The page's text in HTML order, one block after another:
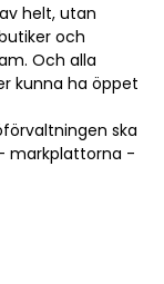
helt, utan
och
Och alla
kunna ha öppet
ska
markplattorna -